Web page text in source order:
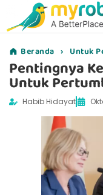
Beranda › Untuk
Pentingnya
Untuk
Habib Hidayat